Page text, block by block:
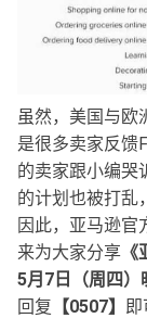
虽然，美国与欧
是很多卖家反馈
的卖家跟小编哭
的计划也被打乱
因此，亚马逊
来为大家分享
5月7日（周四）
回复 【0507】